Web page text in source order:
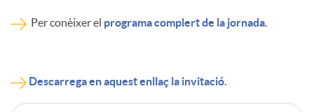
Per conèixer el programa complert de la jornada.
Descarrega en aquest enllaç la invitació.